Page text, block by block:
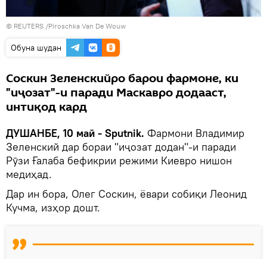
© REUTERS /Piroschka Van De Wouw
Обуна шудан
Соскин Зеленскийро барои фармоне, ки
"иҷозат"-и паради Маскавро додааст,
интиқод кард
ДУШАНБЕ, 10 май - Sputnik. Фармони Владимир
Зеленский дар бораи "иҷозат додан"-и паради
Рӯзи Ғалаба бефикрии режими Киевро нишон
медиҳад.
Дар ин бора, Олег Соскин, ёвари собиқи Леонид
Кучма, изҳор дошт.